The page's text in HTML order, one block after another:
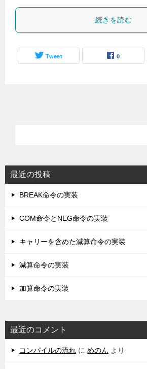
続きを読む
Tweet 0
最近の投稿
BREAK命令の実装
COM命令とNEG命令の実装
キャリーを含めた減算命令の実装
減算命令の実装
加算命令の実装
最近のコメント
コンパイルの流れ に めのん より